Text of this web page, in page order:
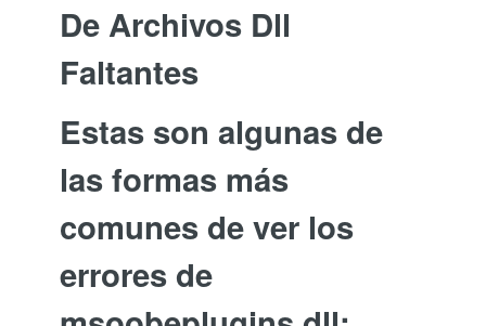
De Archivos Dll
Faltantes
Estas son algunas de
las formas más
comunes de ver los
errores de